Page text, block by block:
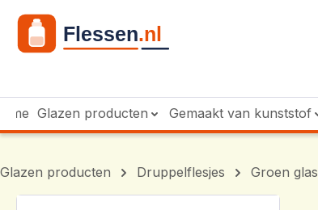
de hoofdinhoud
Ga naar de zoekopdracht
Ga naar de hoofdnavigatie
Glazen producten Gemaakt van kunststof
Glazen producten Druppelflesjes Groen glas